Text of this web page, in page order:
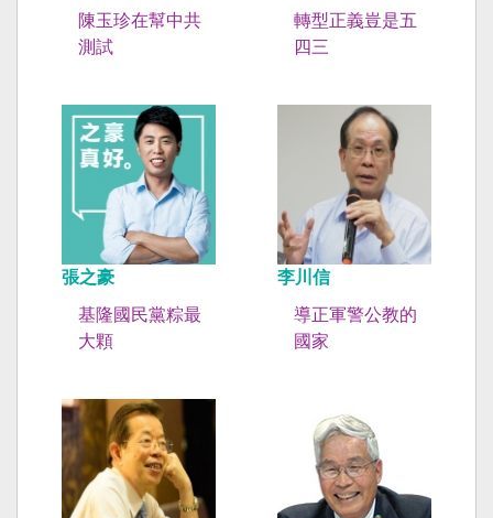
陳玉珍在幫中共
測試
轉型正義豈是五
四三
張之豪
基隆國民黨粽最
大顆
李川信
導正軍警公教的
國家